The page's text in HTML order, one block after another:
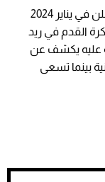
بينما أصبح كلوب رمزًا في التدريب، كان قد أعلن في يناير 2024
القدم في ريد
عليه يكشف عن
بينما تسعى